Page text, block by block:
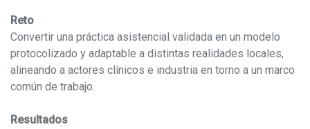
Reto
Convertir una práctica asistencial validada en un modelo
protocolizado y adaptable a distintas realidades locales,
alineando a actores clínicos e industria en torno a un marco
común de trabajo.
Resultados